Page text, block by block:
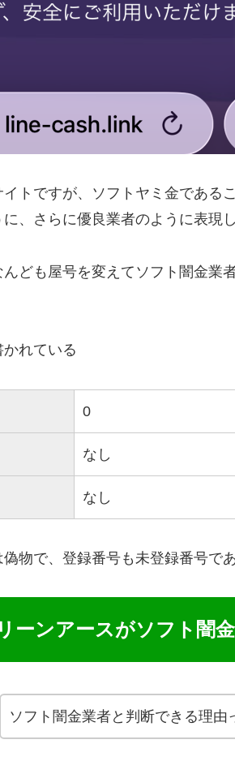
トですが、ソフトヤミ金である
、さらに優良業者のように表現し
ども屋号を変えてソフト闇金業
れている
0
なし
なし
物で、登録番号も未登録番号で
ーンアースがソフト闇
ソフト闇金業者と判断できる理由